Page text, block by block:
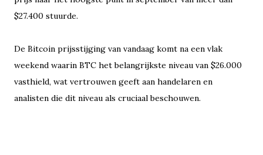
$27.400 stuurde.
De Bitcoin prijsstijging van vandaag komt na een vlak
weekend waarin BTC het belangrijkste niveau van $26.000
vasthield, wat vertrouwen geeft aan handelaren en
analisten die dit niveau als cruciaal beschouwen.